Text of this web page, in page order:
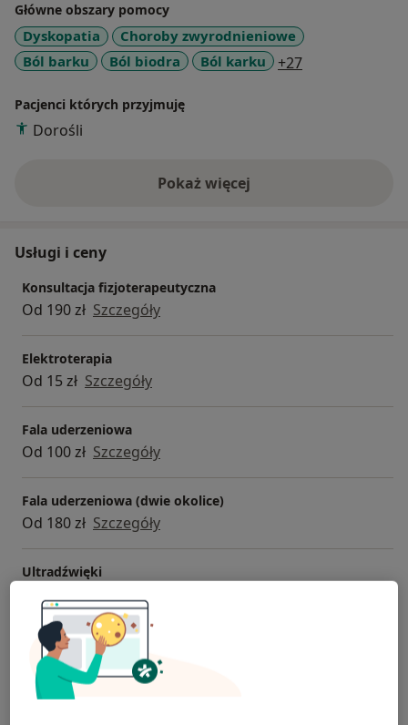
Praca zawodowa:
Prywatna praktyka rehabilitacyjna
Krakowskie Centrum Rehabilitacji
Główne obszary pomocy
Dyskopatia
Choroby zwyrodnieniowe
Ból barku
Ból biodra Ból karku +27
Pacjenci których przyjmuję
Dorośli
Pokaż więcejo doświadczeniu
Usługi i ceny
Konsultacja fizjoterapeutyczna
Od 190 zł Szczegóły
Elektroterapia
Od 15 zł Szczegóły
Fala uderzeniowa
Od 100 zł Szczegóły
Fala uderzeniowa (dwie okolice)
Od 180 zł Szczegóły
Ultradźwięki
Od 15 zł Szczegóły
+ 1 usługa
W jaki sposób ustalane są ceny?